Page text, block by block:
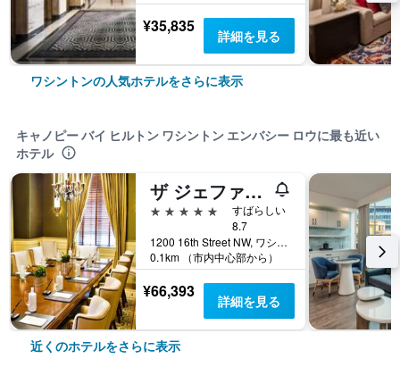
¥35,835 詳細を見る
ワシントンの人気ホテルをさらに表示
キャノピー バイ ヒルトン ワシントン エンバシー ロウに最も近い
ホテル
ザ ジェファーソン ホテル
5つ星
すばらしい
8.7
1200 16th Street NW, ワシントン, DC, アメリカ合衆国
0.1km （市内中心部から）
¥66,393 詳細を見る
近くのホテルをさらに表示